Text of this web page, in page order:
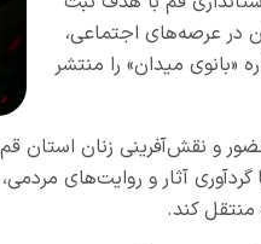
در عرصه‌های اجتماعی،
«بانوی میدان» را منتشر
و نقش‌آفرینی زنان استان
آثار و روایت‌های
کند.